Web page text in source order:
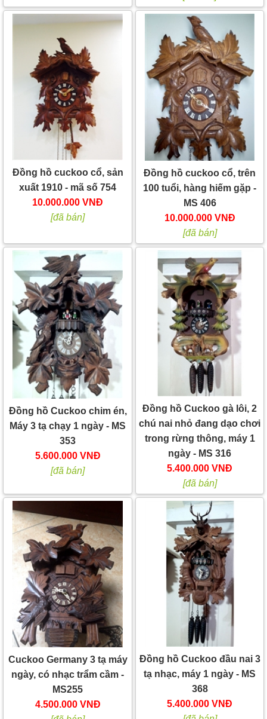
Đồng hồ cuckoo cổ, sản
xuất 1910 - mã số 754
10.000.000 VNĐ
[đã bán]
Đồng hồ cuckoo cổ, trên
100 tuổi, hàng hiếm gặp -
MS 406
10.000.000 VNĐ
[đã bán]
Đồng hồ Cuckoo chim én,
Máy 3 tạ chạy 1 ngày - MS
353
5.600.000 VNĐ
[đã bán]
Đồng hồ Cuckoo gà lôi, 2
chú nai nhỏ đang dạo chơi
trong rừng thông, máy 1
ngày - MS 316
5.400.000 VNĐ
[đã bán]
Cuckoo Germany 3 tạ máy
ngày, có nhạc trẩm cầm -
MS255
4.500.000 VNĐ
Đồng hồ Cuckoo đầu nai 3
tạ nhạc, máy 1 ngày - MS
368
5.400.000 VNĐ